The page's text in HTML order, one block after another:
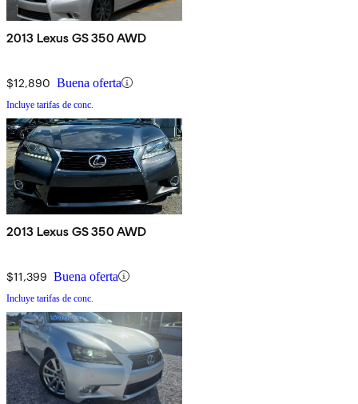
2013 Lexus GS 350 AWD
$12,890 Buena oferta
Incluye tarifas de conc.
2013 Lexus GS 350 AWD
$11,399 Buena oferta
Incluye tarifas de conc.